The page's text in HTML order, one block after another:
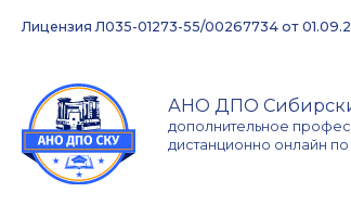
Лицензия Л035-01273-55/00267734 от
АНО ДПО
дополнительное
дистанционно онлайн